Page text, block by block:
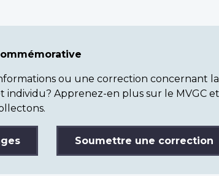
ou une correction concernant la
individu? Apprenez-en plus sur le MVGC et
Soumettre une correction